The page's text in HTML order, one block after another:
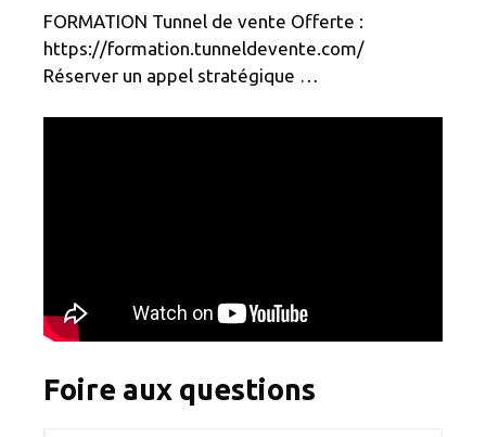
FORMATION Tunnel de vente Offerte :
https://formation.tunneldevente.com/
Réserver un appel stratégique …
Foire aux questions